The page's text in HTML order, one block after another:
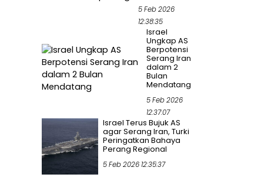
5 Feb 2026
12:38:35
Israel
Ungkap AS
Berpotensi
Serang Iran
dalam 2
Bulan
Mendatang
5 Feb 2026
12:37:07
Israel Terus Bujuk AS
agar Serang Iran, Turki
Peringatkan Bahaya
Perang Regional
5 Feb 2026 12:35:37